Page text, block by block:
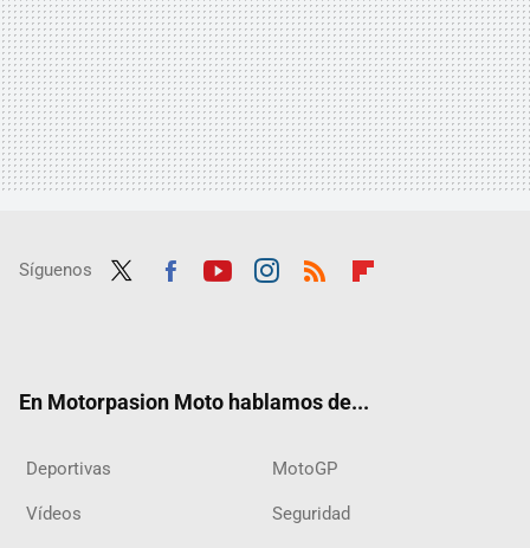
Síguenos
En Motorpasion Moto hablamos de...
Deportivas MotoGP
Vídeos Seguridad